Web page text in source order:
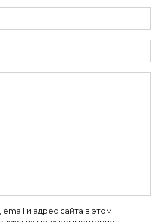
и адрес сайта в этом